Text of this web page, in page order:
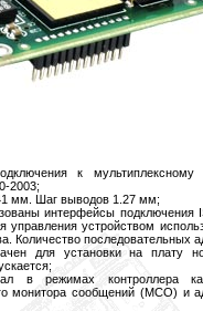
к
2003;
мм. Шаг выводов 1.27 мм;
интерфейсы подключения
управления устройством
Количество последовательных
для установки на плату
в режимах контроллера
монитора сообщений (МСО) и